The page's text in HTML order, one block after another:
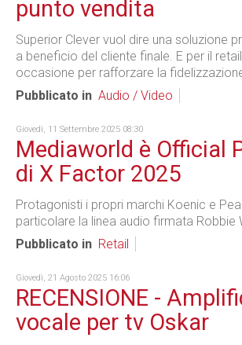
punto vendita
Superior Clever vuol dire una soluzione
a beneficio del cliente finale. E per il
occasione per rafforzare la
Pubblicato in Audio / Video
Giovedì, 11 Settembre 2025 08:30
Mediaworld è Official
di X Factor 2025
Protagonisti i propri marchi Koenic e
particolare la linea audio firmata Robbie
Pubblicato in Retail
Giovedì, 21 Agosto 2025 16:06
RECENSIONE -
vocale per tv Oskar